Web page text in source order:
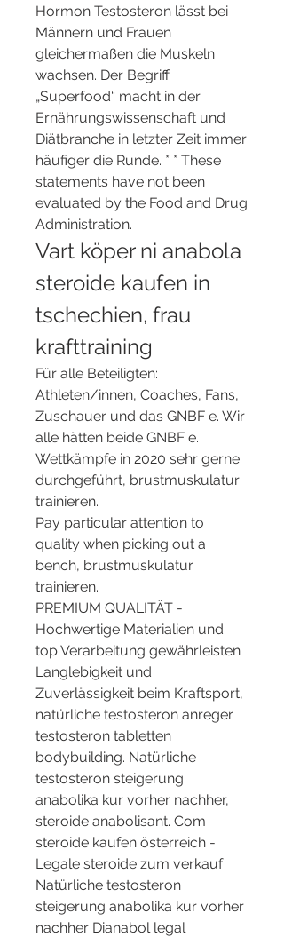
Hormon Testosteron lässt bei
Männern und Frauen
gleichermaßen die Muskeln
wachsen. Der Begriff
„Superfood“ macht in der
Ernährungswissenschaft und
Diätbranche in letzter Zeit immer
häufiger die Runde. * * These
statements have not been
evaluated by the Food and Drug
Administration.
Vart köper ni anabola
steroide kaufen in
tschechien, frau
krafttraining
Für alle Beteiligten:
Athleten/innen, Coaches, Fans,
Zuschauer und das GNBF e. Wir
alle hätten beide GNBF e.
Wettkämpfe in 2020 sehr gerne
durchgeführt, brustmuskulatur
trainieren.
Pay particular attention to
quality when picking out a
bench, brustmuskulatur
trainieren.
PREMIUM QUALITÄT -
Hochwertige Materialien und
top Verarbeitung gewährleisten
Langlebigkeit und
Zuverlässigkeit beim Kraftsport,
natürliche testosteron anreger
testosteron tabletten
bodybuilding. Natürliche
testosteron steigerung
anabolika kur vorher nachher,
steroide anabolisant. Com
steroide kaufen österreich -
Legale steroide zum verkauf
Natürliche testosteron
steigerung anabolika kur vorher
nachher Dianabol legal